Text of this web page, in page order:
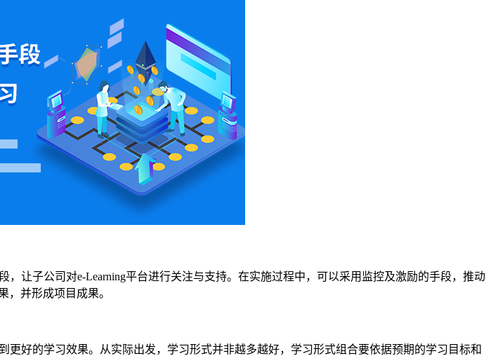
， 让子公司 对e-Learning平台进行关注与支持。 在实施过程中， 可以采用监控及激励的手段，推动
，并形成项目成果。
好的学习效果。从实际出发，学习形式并非越多越好，学习形式组合要依据预期的学习目标和